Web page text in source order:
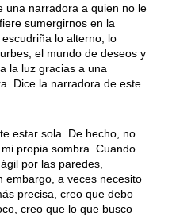
una narradora a quien no le
sumergirnos en la
lo alterno, lo
el mundo de deseos y
la luz gracias a una
Dice la narradora de este
estar sola. De he­cho, no
propia som­bra. Cuando
por las paredes,
embargo, a ve­ces necesito
precisa, creo que debo
creo que lo que busco